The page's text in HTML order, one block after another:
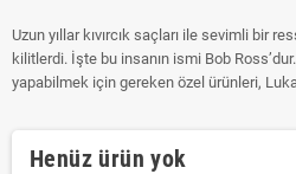
Uzun yıllar kıvırcık saçları ile sevimli bir
kilitlerdi. İşte bu insanın ismi Bob
yapabilmek için gereken özel ürünleri,
Henüz ürün yok